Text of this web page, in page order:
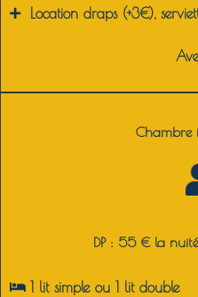
Location draps (+3€),
Chambre
DP : 55 € la
1 lit simple ou 1 lit double